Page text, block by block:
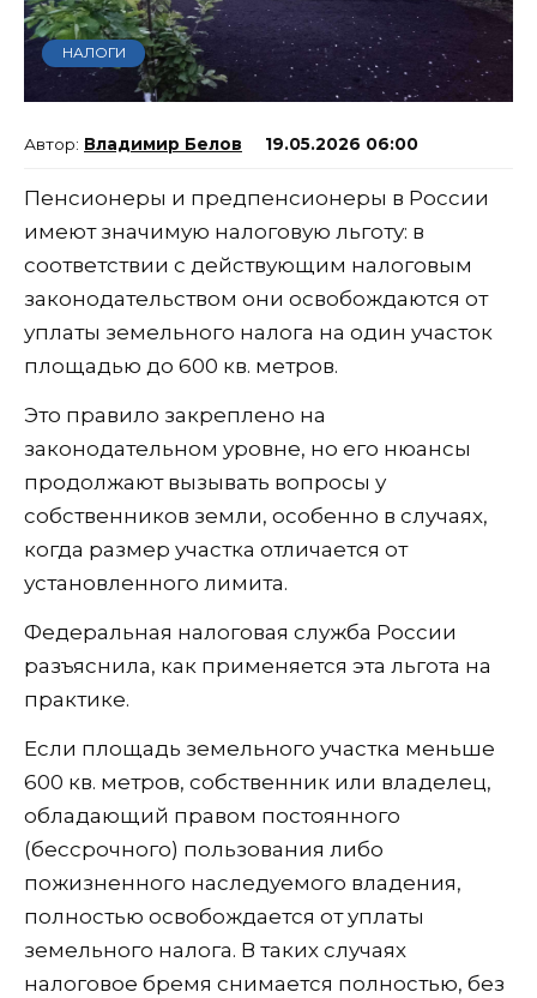
НАЛОГИ
Владимир Белов 19.05.2026 06:00
Пенсионеры и предпенсионеры в России
имеют значимую налоговую льготу: в
соответствии с действующим налоговым
законодательством они освобождаются от
уплаты земельного налога на один участок
площадью до 600 кв. метров.
Это правило закреплено на
законодательном уровне, но его нюансы
продолжают вызывать вопросы у
собственников земли, особенно в случаях,
когда размер участка отличается от
установленного лимита.
Федеральная налоговая служба России
разъяснила, как применяется эта льгота на
практике.
Если площадь земельного участка меньше
600 кв. метров, собственник или владелец,
обладающий правом постоянного
(бессрочного) пользования либо
пожизненного наследуемого владения,
полностью освобождается от уплаты
земельного налога. В таких случаях
налоговое бремя снимается полностью, без